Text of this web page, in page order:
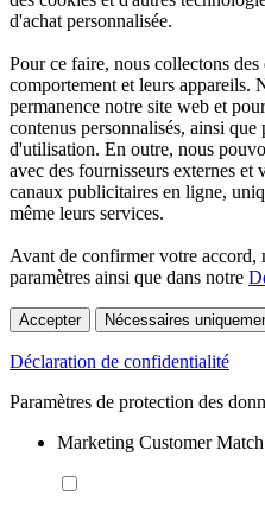
d'achat personnalisée.
Pour ce faire, nous collectons
comportement et leurs appareils.
permanence notre site web et
contenus personnalisés, ainsi
d'utilisation. En outre, nous
avec des fournisseurs externes
canaux publicitaires en ligne,
même leurs services.
Avant de confirmer votre accord,
paramètres ainsi que dans notre
Accepter Nécessaires
Déclaration de confidentialité
Paramètres de protection des
Marketing Customer Match